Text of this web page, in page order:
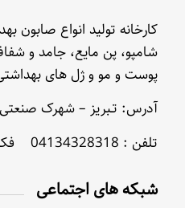
کارخانه تولید انواع صابون
شامپو، پن مایع، جامد و
پوست و مو و ژل های
آدرس: تـبریز – شهرک صنعتی
تلفن : 04134328318 فکس : 04134328319
شبکه های اجتماعی